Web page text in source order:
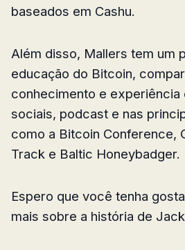
baseados em Cashu.
Além disso, Mallers tem um
educação do Bitcoin,
conhecimento e experiência
sociais, podcast e nas
como a Bitcoin Conference,
Track e Baltic Honeybadger.
Espero que você tenha
mais sobre a história de